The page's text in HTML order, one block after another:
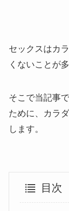
セックスはカ
くないことが
そこで当記事
ために、カラ
します。
目次